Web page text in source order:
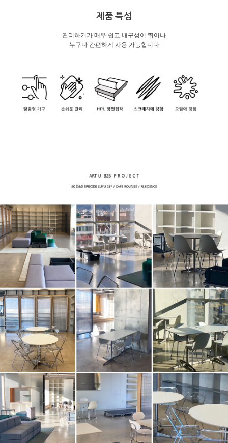
제품 특성
관리하기가 매우 쉽고 내구성이 뛰어나
누구나 간편하게 사용 가능합니다